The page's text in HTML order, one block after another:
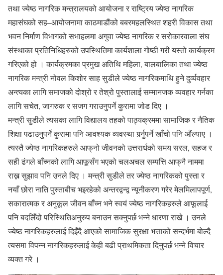
तथा ज्येष्ठ नागरिक मन्त्रालयको आयोजना र राष्ट्रिय ज्येष्ठ नागरिक
महासंघको सह–आयोजनामा काठमाडौंको बबरमहलस्थित शहरी विकास तथा
भवन निर्माण विभागको सभाहलमा अगुवा ज्येष्ठ नागरिक र सरोकारवाला संघ
संस्थाका प्रतिनिधिहरुको उपस्थितिमा कार्यशाला गोष्ठी गरी यस्तो कार्यक्रम
गरिएको हो । कार्यक्रमका प्रमुख अतिथि महिला, बालबालिका तथा ज्येष्ठ
नागरिक मन्त्री नोवल किशोर साह सुडीले ज्येष्ठ नागरिकमाथि हुने दुर्व्यवहार
अन्त्यका लागि समाजको दोश्रो र तेश्रो पुस्तालाई सम्मानजक व्यवहार गर्नका
लागि सचेत, जागरुक र सजग गराउनुपर्ने कुरामा जोड दिए ।
मन्त्री सुडीले त्यसका लागि विद्यालय तहको पाठ्यक्रममा सामाजिक र नैतिक
शिक्षा पढाउनुपर्ने कुरामा पनि आवश्यक व्यवस्था गर्र्नुपर्ने खाँचो पनि औंल्याए ।
त्यस्तै ज्येष्ठ नागरिकहरुले आफ्‌नो जीवनको उत्तरार्धको समय सरल, सहज र
सही ढंगले बाँच्नको लागि आफूसँग भएको चलअचल सम्पत्ति आफ्‌नै नाममा
राख्न सुझाव पनि उनले दिए । मन्त्री सुडीले तर ज्येष्ठ नागरिकको पुस्ता र
नयाँ छोरा नाति पुस्ताबीच भइरहेको अन्तरद्वन्द्व न्यूनीकरण गरेर मेलमिलापपूर्ण,
सकारात्मक र अनुकूल जीवन बाँच्न भने स्वयं ज्येष्ठ नागरिकहरुले आफूलाई
पनि बदलिँदो परिस्थितिअनुरुप बनाउन सक्नुपर्छ भन्ने धारणा राखे । उनले
ज्येष्ठ नागरिकहरुलाई दिइँदै आएको सामाजिक सुरक्षा भत्ताको सन्दर्भमा बोल्दै
त्यसमा विपन्न नागरिकहरुलाई केही बढी प्राथमिकता दिनुपर्छ भन्ने विचार
व्यक्त गरे ।